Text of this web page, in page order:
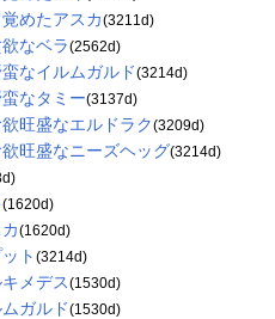
めたアスカ(3211d)
なベラ(2562d)
なイルムガルド(3214d)
なタミー(3137d)
旺盛なエルドラク(3209d)
旺盛なニーズヘッグ(3214d)
(1620d)
(1620d)
ト (3214d)
メデス(1530d)
ガルド(1530d)